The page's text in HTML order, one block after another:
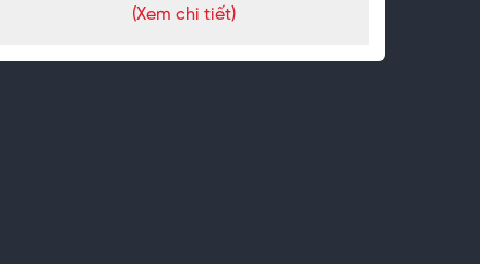
(Xem chi tiết)